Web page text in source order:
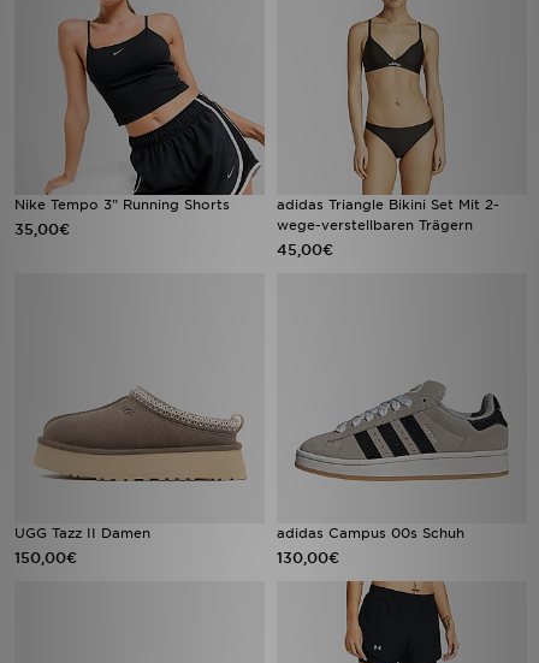
Nike Tempo 3" Running Shorts
35,00€
adidas Triangle Bikini Set Mit 2-
wege-verstellbaren Trägern
45,00€
UGG Tazz II Damen
150,00€
adidas Campus 00s Schuh
130,00€